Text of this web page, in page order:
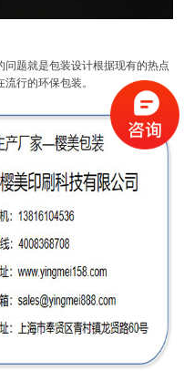
题就是包装设计根据现有的热点
行的环保包装。